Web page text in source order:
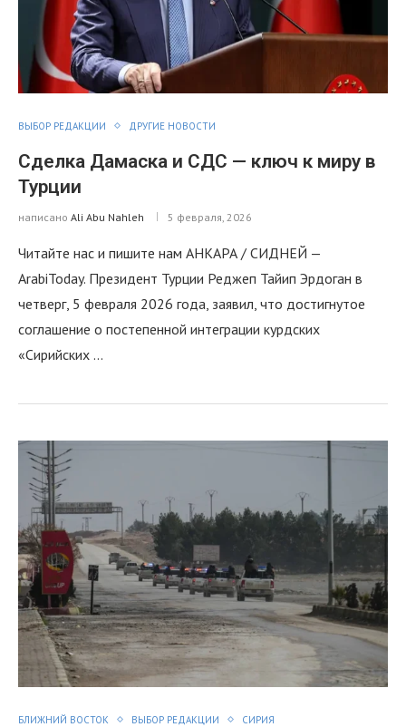
ВЫБОР РЕДАКЦИИ ДРУГИЕ НОВОСТИ
Сделка Дамаска и СДС — ключ к миру в
Турции
написано Ali Abu Nahleh 5 февраля, 2026
Читайте нас и пишите нам АНКАРА / СИДНЕЙ —
ArabiToday. Президент Турции Реджеп Тайип Эрдоган в
четверг, 5 февраля 2026 года, заявил, что достигнутое
соглашение о постепенной интеграции курдских
«Сирийских …
БЛИЖНИЙ ВОСТОК ВЫБОР РЕДАКЦИИ СИРИЯ